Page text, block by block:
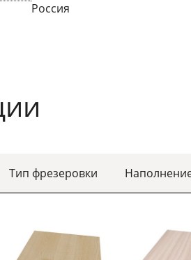
Россия
Тип фрезеровки